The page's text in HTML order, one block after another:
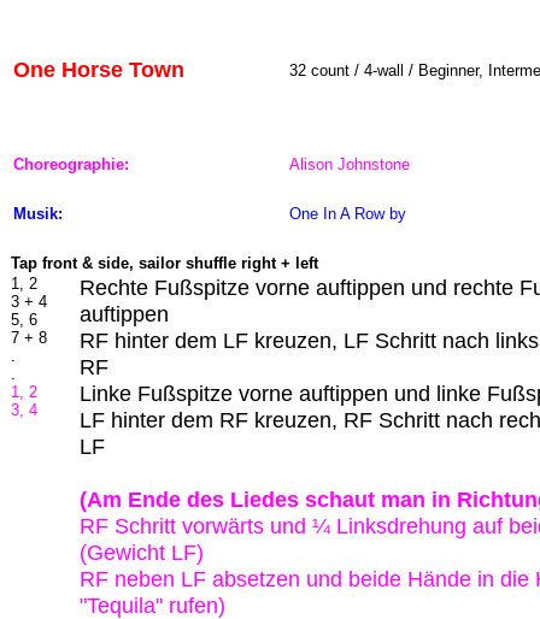
One Horse Town 32 count / 4-wall / Beginner,
Choreographie: Alison Johnstone
Musik: One In A Row by
Tap front & side, sailor shuffle right + left
1, 2
3 + 4
5, 6
7 + 8
.
.
1, 2
3, 4
Rechte Fußspitze vorne auftippen und rechte
auftippen
RF hinter dem LF kreuzen, LF Schritt nach
RF
Linke Fußspitze vorne auftippen und linke
LF hinter dem RF kreuzen, RF Schritt nach
LF
(Am Ende des Liedes schaut man in
RF Schritt vorwärts und ¼ Linksdrehung auf
(Gewicht LF)
RF neben LF absetzen und beide Hände in die
"Tequila" rufen)